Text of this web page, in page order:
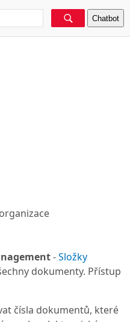
Chatbot
-Složky
dokumenty. Přístup
čísla dokumentů, které